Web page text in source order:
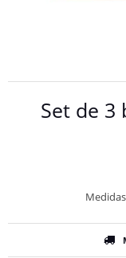
Set de 3